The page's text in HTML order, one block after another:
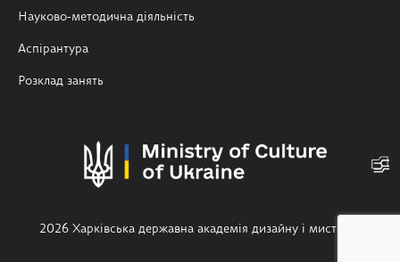
Науково-методична діяльність
Аспірантура
Розклад занять
2026 Харківська державна академія дизайну і мистецтв